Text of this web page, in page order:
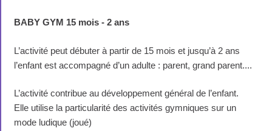
BABY GYM 15 mois - 2 ans
L’activité peut débuter à partir de 15 mois et jusqu’à 2 ans
l’enfant est accompagné d’un adulte : parent, grand parent....
L’activité contribue au développement général de l’enfant.
Elle utilise la particularité des activités gymniques sur un
mode ludique (joué)